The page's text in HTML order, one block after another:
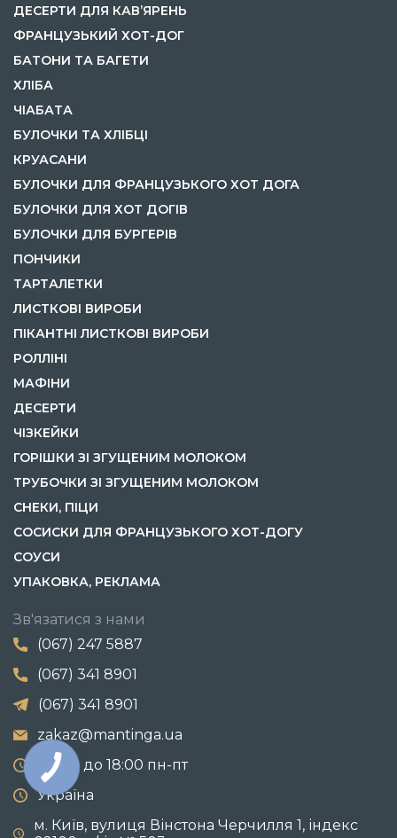
ДЕСЕРТИ ДЛЯ КАВ’ЯРЕНЬ
ФРАНЦУЗЬКИЙ ХОТ-ДОГ
БАТОНИ ТА БАГЕТИ
ХЛІБА
ЧІАБАТА
БУЛОЧКИ ТА ХЛІБЦІ
КРУАСАНИ
БУЛОЧКИ ДЛЯ ФРАНЦУЗЬКОГО ХОТ ДОГА
БУЛОЧКИ ДЛЯ ХОТ ДОГІВ
БУЛОЧКИ ДЛЯ БУРГЕРІВ
ПОНЧИКИ
ТАРТАЛЕТКИ
ЛИСТКОВІ ВИРОБИ
ПІКАНТНІ ЛИСТКОВІ ВИРОБИ
РОЛЛІНІ
МАФІНИ
ДЕСЕРТИ
ЧІЗКЕЙКИ
ГОРІШКИ ЗІ ЗГУЩЕНИМ МОЛОКОМ
ТРУБОЧКИ ЗІ ЗГУЩЕНИМ МОЛОКОМ
СНЕКИ, ПІЦИ
СОСИСКИ ДЛЯ ФРАНЦУЗЬКОГО ХОТ-ДОГУ
СОУСИ
УПАКОВКА, РЕКЛАМА
Зв'язатися з нами
(067) 247 5887
(067) 341 8901
(067) 341 8901
zakaz@mantinga.ua
с 9:00 до 18:00 пн-пт
Україна
м. Київ, вулиця Вінстона Черчилля 1, індекс